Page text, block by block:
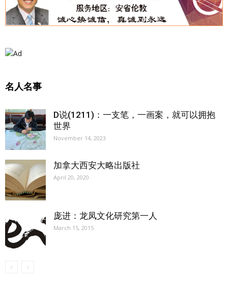
名人名事
D说(1211)：一支笔，一画案，就可以拥抱
世界
November 14, 2023
加拿大西安大略出版社
April 20, 2020
庞进：龙凤文化研究第一人
March 15, 2015